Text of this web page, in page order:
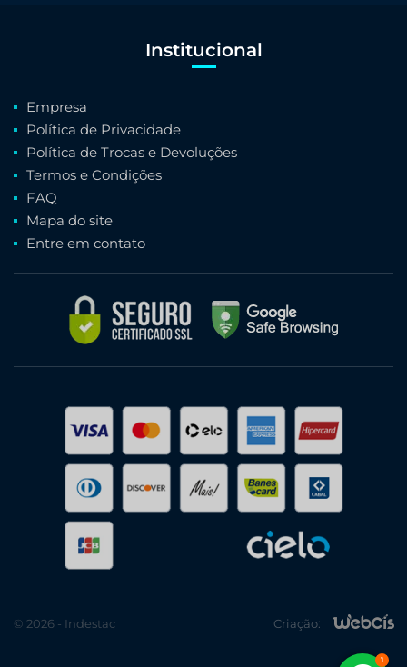
Institucional
Empresa
Política de Privacidade
Política de Trocas e Devoluções
Termos e Condições
FAQ
Mapa do site
Entre em contato
© 2026 - Indestac Criação: